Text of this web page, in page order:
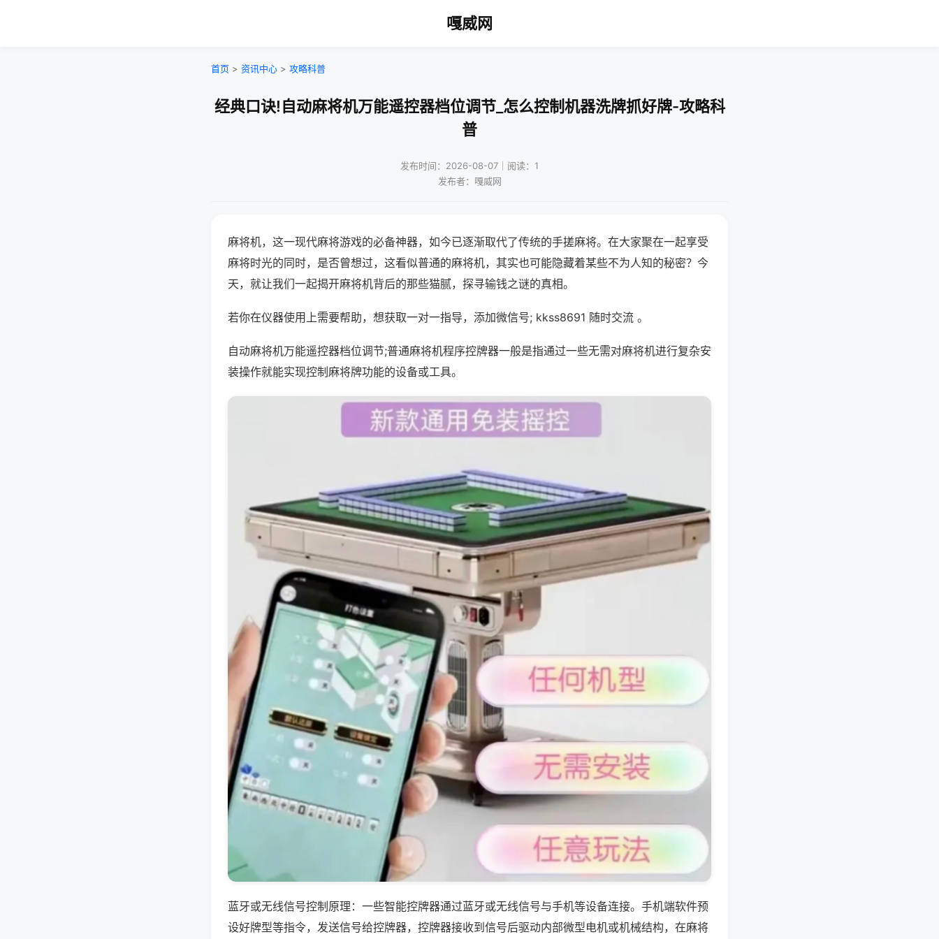
嘎威网
首页 > 资讯中心 > 攻略科普
经典口诀!自动麻将机万能遥控器档位调节_怎么控制机器洗牌抓好牌-攻略科
普
发布时间：2026-08-07｜阅读：1
发布者：嘎威网
麻将机，这一现代麻将游戏的必备神器，如今已逐渐取代了传统的手搓麻将。在大家聚在一起享受
麻将时光的同时，是否曾想过，这看似普通的麻将机，其实也可能隐藏着某些不为人知的秘密？今
天，就让我们一起揭开麻将机背后的那些猫腻，探寻输钱之谜的真相。
若你在仪器使用上需要帮助，想获取一对一指导，添加微信号; kkss8691 随时交流 。
自动麻将机万能遥控器档位调节;普通麻将机程序控牌器一般是指通过一些无需对麻将机进行复杂安
装操作就能实现控制麻将牌功能的设备或工具。
蓝牙或无线信号控制原理：一些智能控牌器通过蓝牙或无线信号与手机等设备连接。手机端软件预
设好牌型等指令，发送信号给控牌器，控牌器接收到信号后驱动内部微型电机或机械结构，在麻将